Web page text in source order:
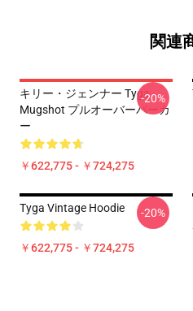
関連
キリー・ジェンナー Tyga
Mugshot プルオーバーパーカ
ー
￥622,775 - ￥724,275
-20%
Tyga Vintage Hoodie
￥622,775 - ￥724,275
-20%